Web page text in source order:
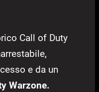
Call of Duty
e da un
Warzone.